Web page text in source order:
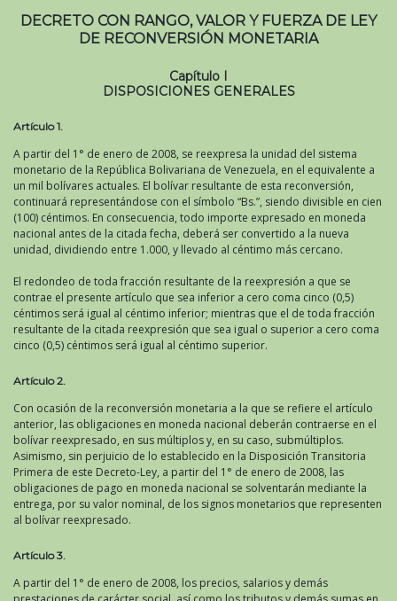
DECRETO CON RANGO, VALOR Y FUERZA DE LEY
DE RECONVERSIÓN MONETARIA
Capítulo I
DISPOSICIONES GENERALES
Artículo 1.
A partir del 1° de enero de 2008, se reexpresa la unidad del sistema
monetario de la República Bolivariana de Venezuela, en el equivalente a
un mil bolívares actuales. El bolívar resultante de esta reconversión,
continuará representándose con el símbolo “Bs.”, siendo divisible en cien
(100) céntimos. En consecuencia, todo importe expresado en moneda
nacional antes de la citada fecha, deberá ser convertido a la nueva
unidad, dividiendo entre 1.000, y llevado al céntimo más cercano.
El redondeo de toda fracción resultante de la reexpresión a que se
contrae el presente artículo que sea inferior a cero coma cinco (0,5)
céntimos será igual al céntimo inferior; mientras que el de toda fracción
resultante de la citada reexpresión que sea igual o superior a cero coma
cinco (0,5) céntimos será igual al céntimo superior.
Artículo 2.
Con ocasión de la reconversión monetaria a la que se refiere el artículo
anterior, las obligaciones en moneda nacional deberán contraerse en el
bolívar reexpresado, en sus múltiplos y, en su caso, submúltiplos.
Asimismo, sin perjuicio de lo establecido en la Disposición Transitoria
Primera de este Decreto-Ley, a partir del 1° de enero de 2008, las
obligaciones de pago en moneda nacional se solventarán mediante la
entrega, por su valor nominal, de los signos monetarios que representen
al bolívar reexpresado.
Artículo 3.
A partir del 1° de enero de 2008, los precios, salarios y demás